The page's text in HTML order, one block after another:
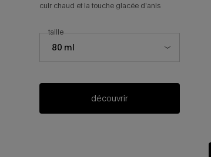
cuir chaud et la touche glacée d’anis
Select a taille for cuir impertinent
80 ml
sélectionner une
taillepour cuir impertinent
découvrir